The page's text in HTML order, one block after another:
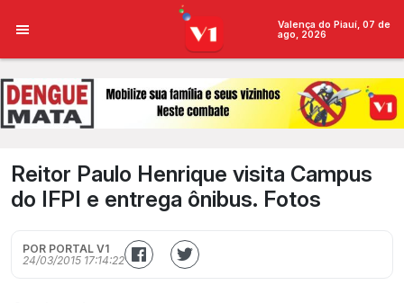
Valença do Piauí, 07 de
ago, 2026
Reitor Paulo Henrique visita Campus
do IFPI e entrega ônibus. Fotos
POR PORTAL V1
24/03/2015 17:14:22